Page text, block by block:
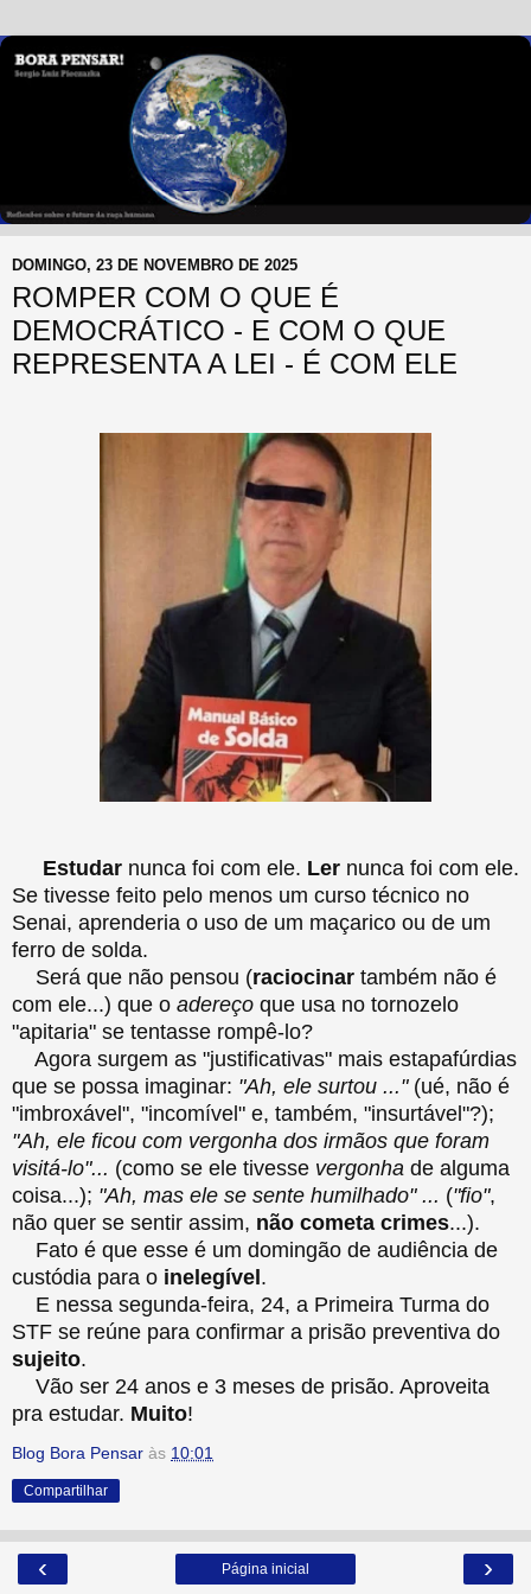
DOMINGO, 23 DE NOVEMBRO DE 2025
ROMPER COM O QUE É
DEMOCRÁTICO - E COM O QUE
REPRESENTA A LEI - É COM ELE
Estudar nunca foi com ele. Ler nunca foi com ele.
Se tivesse feito pelo menos um curso técnico no
Senai, aprenderia o uso de um maçarico ou de um
ferro de solda.
Será que não pensou (raciocinar também não é
com ele...) que o adereço que usa no tornozelo
"apitaria" se tentasse rompê-lo?
Agora surgem as "justificativas" mais estapafúrdias
que se possa imaginar: "Ah, ele surtou ..."(ué, não é
"imbroxável", "incomível" e, também, "insurtável"?);
"Ah, ele ficou com vergonha dos irmãos que foram
visitá-lo"... (como se ele tivesse vergonha de alguma
coisa...); "Ah, mas ele se sente humilhado" ... ("fio",
não quer se sentir assim, não cometa crimes...).
Fato é que esse é um domingão de audiência de
custódia para o inelegível.
E nessa segunda-feira, 24, a Primeira Turma do
STF se reúne para confirmar a prisão preventiva do
sujeito.
Vão ser 24 anos e 3 meses de prisão. Aproveita
pra estudar. Muito!
Blog Bora Pensar às 10:01
Compartilhar
‹ ›
Página inicial